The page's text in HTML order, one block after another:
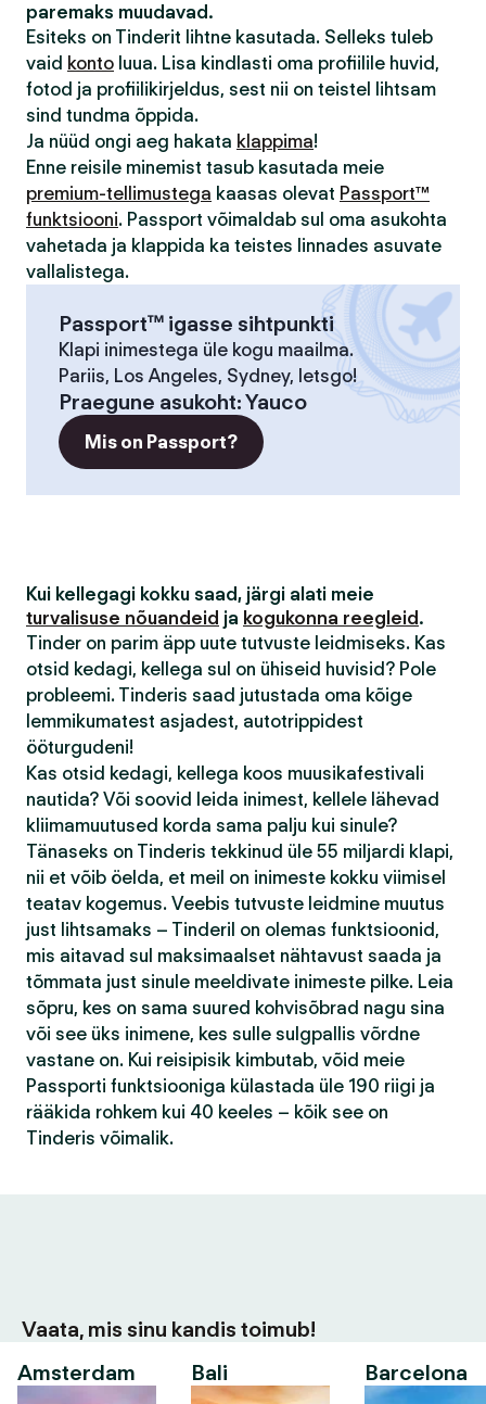
paremaks muudavad.
Esiteks on Tinderit lihtne kasutada. Selleks tuleb
vaid konto luua. Lisa kindlasti oma profiilile huvid,
fotod ja profiilikirjeldus, sest nii on teistel lihtsam
sind tundma õppida.
Ja nüüd ongi aeg hakata klappima!
Enne reisile minemist tasub kasutada meie
premium-tellimustega kaasas olevat Passport™
funktsiooni. Passport võimaldab sul oma asukohta
vahetada ja klappida ka teistes linnades asuvate
vallalistega.
Passport™ igasse sihtpunkti
Klapi inimestega üle kogu maailma.
Pariis, Los Angeles, Sydney, letsgo!
Praegune asukoht:Yauco
Mis on Passport?
Kui kellegagi kokku saad, järgi alati meie
turvalisuse nõuandeid ja kogukonna reegleid .
Tinder on parim äpp uute tutvuste leidmiseks. Kas
otsid kedagi, kellega sul on ühiseid huvisid? Pole
probleemi. Tinderis saad jutustada oma kõige
lemmikumatest asjadest, autotrippidest
ööturgudeni!
Kas otsid kedagi, kellega koos muusikafestivali
nautida? Või soovid leida inimest, kellele lähevad
kliimamuutused korda sama palju kui sinule?
Tänaseks on Tinderis tekkinud üle 55 miljardi klapi,
nii et võib öelda, et meil on inimeste kokku viimisel
teatav kogemus. Veebis tutvuste leidmine muutus
just lihtsamaks – Tinderil on olemas funktsioonid,
mis aitavad sul maksimaalset nähtavust saada ja
tõmmata just sinule meeldivate inimeste pilke. Leia
sõpru, kes on sama suured kohvisõbrad nagu sina
või see üks inimene, kes sulle sulgpallis võrdne
vastane on. Kui reisipisik kimbutab, võid meie
Passporti funktsiooniga külastada üle 190 riigi ja
rääkida rohkem kui 40 keeles – kõik see on
Tinderis võimalik.
Vaata, mis sinu kandis toimub!
Amsterdam
Bali Barcelona